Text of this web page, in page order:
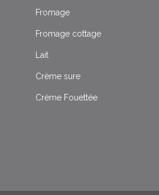
Fromage
Fromage cottage
Lait
Crème sure
Crème Fouettée